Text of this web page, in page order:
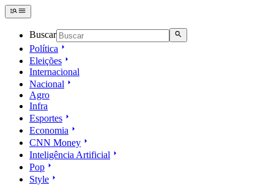
Buscar
Política
Eleições
Internacional
Nacional
Agro
Infra
Esportes
Economia
CNN Money
Inteligência Artificial
Pop
Style